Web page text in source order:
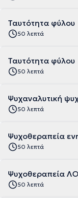
Ταυτότητα φύλου
50 λεπτά
Ταυτότητα φύλου
50 λεπτά
Ψυχαναλυτική
50 λεπτά
Ψυχοθεραπεία
50 λεπτά
Ψυχοθεραπεία
50 λεπτά